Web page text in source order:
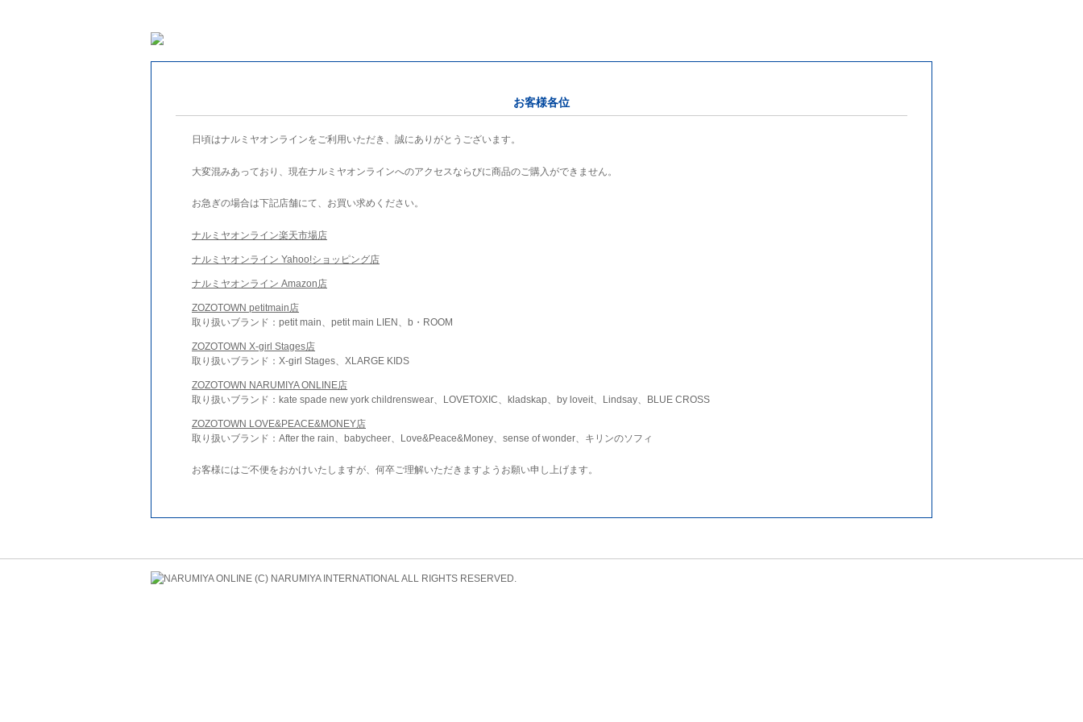
お客様各位
日頃はナルミヤオンラインをご利用いただき、誠にありがとうございます。
大変混みあっており、現在ナルミヤオンラインへのアクセスならびに商品のご購入ができません。
お急ぎの場合は下記店舗にて、お買い求めください。
ナルミヤオンライン楽天市場店
ナルミヤオンライン Yahoo!ショッピング店
ナルミヤオンライン Amazon店
ZOZOTOWN petitmain店
取り扱いブランド：petit main、petit main LIEN、b・ROOM
ZOZOTOWN X-girl Stages店
取り扱いブランド：X-girl Stages、XLARGE KIDS
ZOZOTOWN NARUMIYA ONLINE店
取り扱いブランド：kate spade new york childrenswear、LOVETOXIC、kladskap、by loveit、Lindsay、BLUE CROSS
ZOZOTOWN LOVE&PEACE&MONEY店
取り扱いブランド：After the rain、babycheer、Love&Peace&Money、sense of wonder、キリンのソフィ
お客様にはご不便をおかけいたしますが、何卒ご理解いただきますようお願い申し上げます。